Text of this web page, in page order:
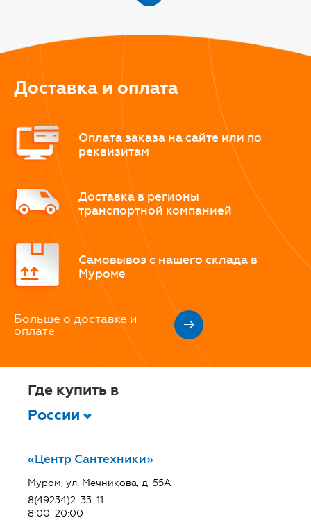
Доставка и оплата
Оплата заказа на сайте или по
реквизитам
Доставка в регионы
транспортной компанией
Самовывоз с нашего склада в
Муроме
Больше о доставке и
оплате
Где купить в
России
«Центр Сантехники»
Муром, ул. Мечникова, д. 55А
8(49234)2-33-11
8:00-20:00